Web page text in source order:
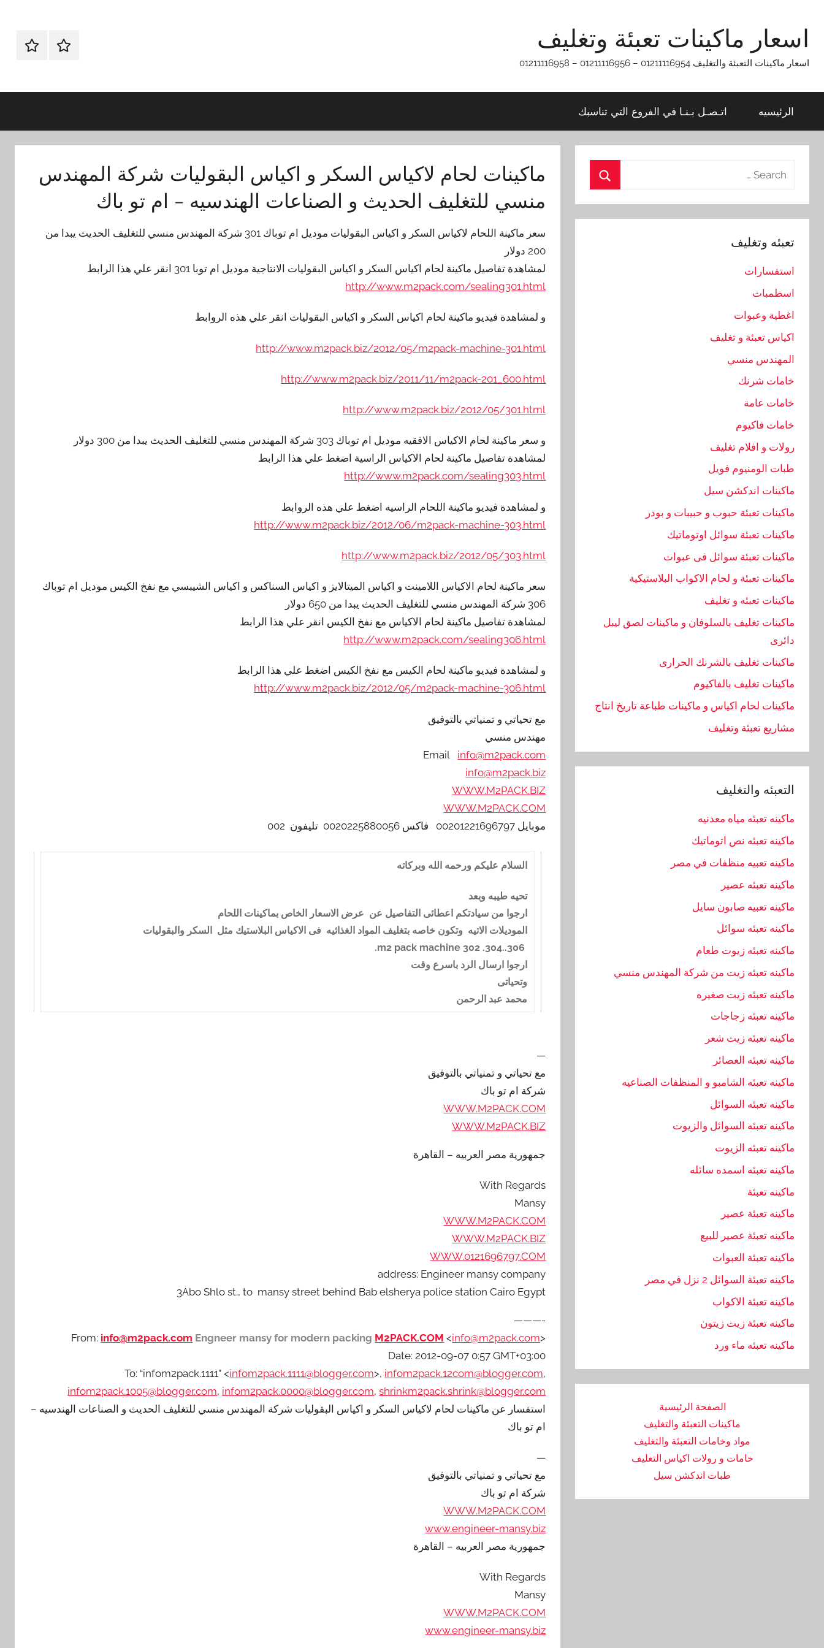
content
اسعار ماكينات تعبئة وتغليف
اسعار ماكينات التعبئة والتغليف 01211116954 – 01211116956 – 01211116958
الرئيسيهاتـصـل
تناسبك
الرئيسيه اتـصـل بـنـا في الفروع التي تناسبك
ماكينات لحام لاكياس السكر و اكياس البقوليات شركة المهندس
منسي للتغليف الحديث و الصناعات الهندسيه – ام تو باك
سعر ماكينة اللحام لاكياس السكر و اكياس البقوليات موديل ام توباك 301 شركة المهندس منسي للتغليف الحديث يبدا من
200 دولار
لمشاهدة تفاصيل ماكينة لحام اكياس السكر و اكياس البقوليات الانتاجية موديل ام توبا 301 انقر علي هذا الرابط
http://www.m2pack.com/sealing301.html
و لمشاهدة فيديو ماكينة لحام اكياس السكر و اكياس البقوليات انقر علي هذه الروابط
http://www.m2pack.biz/2012/05/m2pack-machine-301.html
http://www.m2pack.biz/2011/11/m2pack-201_600.html
http://www.m2pack.biz/2012/05/301.html
و سعر ماكينة لحام الاكياس الافقيه موديل ام توباك 303 شركة المهندس منسي للتغليف الحديث يبدا من 300 دولار
لمشاهدة تفاصيل ماكينة لحام الاكياس الراسية اضغط علي هذا الرابط
http://www.m2pack.com/sealing303.html
و لمشاهدة فيديو ماكينة اللحام الراسيه اضغط علي هذه الروابط
http://www.m2pack.biz/2012/06/m2pack-machine-303.html
http://www.m2pack.biz/2012/05/303.html
سعر ماكينة لحام الاكياس اللامينت و اكياس الميتالايز و اكياس السناكس و اكياس الشيبسي مع نفخ الكيس موديل ام توباك
306 شركة المهندس منسي للتغليف الحديث يبدا من 650 دولار
لمشاهدة تفاصيل ماكينة لحام الاكياس مع نفخ الكيس انقر علي هذا الرابط
http://www.m2pack.com/sealing306.html
و لمشاهدة فيديو ماكينة لحام الكيس مع نفخ الكيس اضغط علي هذا الرابط
http://www.m2pack.biz/2012/05/m2pack-machine-306.html
مع تحياتي و تمنياتي بالتوفيق
مهندس منسي
Email info@m2pack.com
info@m2pack.biz
WWW.M2PACK.BIZ
WWW.M2PACK.COM
موبايل 00201221696797 فاكس 0020225880056 تليفون 002
السلام عليكم ورحمه الله وبركاته
تحيه طيبه وبعد
ارجوا من سيادتكم اعطائى التفاصيل عن عرض الاسعار الخاص بماكينات اللحام
الموديلات الاتيه وتكون خاصه بتغليف المواد الغذائيه فى الاكياس البلاستيك مثل السكر والبقوليات
ارجوا ارسال الرد باسرع وقت
وتحياتى
محمد عبد الرحمن
—
مع تحياتي و تمنياتي بالتوفيق
شركة ام تو باك
WWW.M2PACK.COM
WWW.M2PACK.BIZ
جمهورية مصر العربيه – القاهرة
With Regards
Mansy
WWW.M2PACK.COM
WWW.M2PACK.BIZ
WWW.0121696797.COM
address: Engineer mansy company
3Abo Shlo st., to mansy street behind Bab elsherya police station Cairo Egypt
———-
From: info@m2pack.com Engneer mansy for modern packing M2PACK.COM <info@m2pack.com>
Date: 2012-09-07 0:57 GMT+03:00
To: “infom2pack.1111” <infom2pack.1111@blogger.com>, infom2pack.12com@blogger.com,
infom2pack.1005@blogger.com, infom2pack.0000@blogger.com,shrinkm2pack.shrink@blogger.com
استفسار عن ماكينات لحام لاكياس السكر و اكياس البقوليات شركة المهندس منسي للتغليف الحديث و الصناعات الهندسيه –
ام تو باك
—
مع تحياتي و تمنياتي بالتوفيق
شركة ام تو باك
WWW.M2PACK.COM
www.engineer-mansy.biz
جمهورية مصر العربيه – القاهرة
With Regards
Mansy
WWW.M2PACK.COM
www.engineer-mansy.biz
Search
تعبئه وتغليف
استفسارات
اسطمبات
اغطية وعبوات
اكياس تعبئة و تغليف
المهندس منسي
خامات شرنك
خامات عامة
خامات فاكيوم
رولات و افلام تغليف
طبات الومنيوم فويل
ماكينات اندكشن سيل
ماكينات تعبئة حبوب و حبيبات و بودر
ماكينات تعبئة سوائل اوتوماتيك
ماكينات تعبئة سوائل فى عبوات
ماكينات تعبئة و لحام الاكواب البلاستيكية
ماكينات تعبئه و تغليف
ماكينات تغليف بالسلوفان و ماكينات لصق ليبل
دائرى
ماكينات تغليف بالشرنك الحرارى
ماكينات تغليف بالفاكيوم
ماكينات لحام اكياس و ماكينات طباعة تاريخ انتاج
مشاريع تعبئة وتغليف
التعبئه والتغليف
ماكينه تعبئه مياه معدنيه
ماكينه تعبئه نص اتوماتيك
ماكينه تعبيه منظفات في مصر
ماكينه تعبئه عصير
ماكينه تعبيه صابون سايل
ماكينه تعبئه سوائل
ماكينه تعبئه زيوت طعام
ماكينه تعبئه زيت من شركة المهندس منسي
ماكينه تعبئه زيت صغيره
ماكينه تعبئه زجاجات
ماكينه تعبئه زيت شعر
ماكينه تعبئه العصائر
ماكينه تعبئه الشامبو و المنظفات الصناعيه
ماكينه تعبئه السوائل
ماكينه تعبئه السوائل والزيوت
ماكينه تعبئه الزيوت
ماكينه تعبئه اسمده سائله
ماكينه تعبئة
ماكينه تعبئة عصير
ماكينه تعبئة عصير للبيع
ماكينه تعبئة العبوات
ماكينه تعبئة السوائل 2 نزل في مصر
ماكينه تعبئة الاكواب
ماكينه تعبئة زيت زيتون
ماكينه تعبئه ماء ورد
الصفحة الرئيسية
ماكينات التعبئة والتغليف
مواد وخامات التعبئة والتغليف
خامات و رولات اكياس التغليف
طبات اندكشن سيل